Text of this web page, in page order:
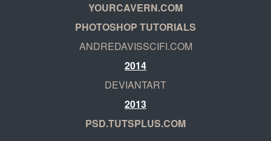
YOURCAVERN.COM
PHOTOSHOP TUTORIALS
ANDREDAVISSCIFI.COM
2014
DEVIANTART
2013
PSD.TUTSPLUS.COM